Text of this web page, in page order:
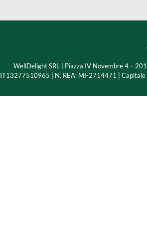
WellDelight SRL | Piazza IV Novembre 4 –
IT13277510965 | N. REA: MI-2714471 | Capitale